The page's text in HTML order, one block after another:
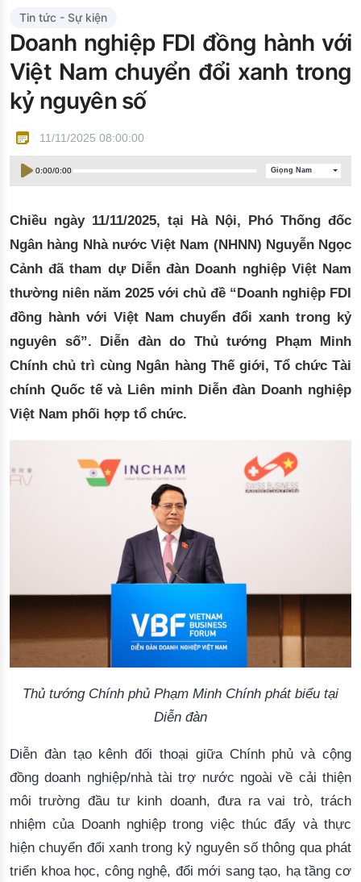
Đào tạo ISO
Tin tức - Sự kiện
Doanh nghiệp FDI đồng hành với
Việt Nam chuyển đổi xanh trong
kỷ nguyên số
11/11/2025 08:00:00
0:00/0:00 Giọng Nam
Chiều ngày 11/11/2025, tại Hà Nội, Phó Thống đốc
Ngân hàng Nhà nước Việt Nam (NHNN) Nguyễn Ngọc
Cảnh đã tham dự Diễn đàn Doanh nghiệp Việt Nam
thường niên năm 2025 với chủ đề “Doanh nghiệp FDI
đồng hành với Việt Nam chuyển đổi xanh trong kỷ
nguyên số”. Diễn đàn do Thủ tướng Phạm Minh
Chính chủ trì cùng Ngân hàng Thế giới, Tổ chức Tài
chính Quốc tế và Liên minh Diễn đàn Doanh nghiệp
Việt Nam phối hợp tổ chức.
Thủ tướng Chính phủ Phạm Minh Chính phát biểu tại
Diễn đàn
Diễn đàn tạo kênh đối thoại giữa Chính phủ và cộng
đồng doanh nghiệp/nhà tài trợ nước ngoài về cải thiện
môi trường đầu tư kinh doanh, đưa ra vai trò, trách
nhiệm của Doanh nghiệp trong việc thúc đẩy và thực
hiện chuyển đổi xanh trong kỷ nguyên số thông qua phát
triển khoa học, công nghệ, đổi mới sang tạo, hạ tầng cơ